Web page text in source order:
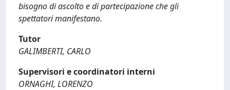
bisogno di ascolto e di partecipazione che gli
spettatori manifestano.
Tutor
GALIMBERTI, CARLO
Supervisori e coordinatori interni
ORNAGHI, LORENZO